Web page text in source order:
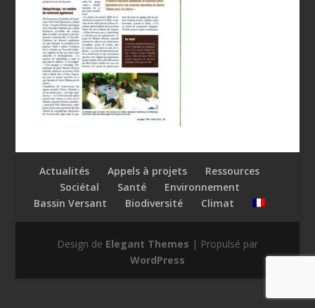
Actualités Appels à projets
Ressources
Sociétal
Santé
Environnement
Bassin Versant
Biodiversité Climat
Design de Elegant Themes | Propulsé par
WordPress